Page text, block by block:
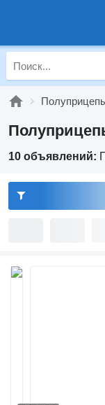
10 объявлений: